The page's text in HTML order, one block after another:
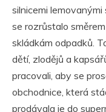
silnicemi
se rozrůstalo
skládkám odpadků.
dětí, zlodějů a
pracovali, aby se
obchodnice, která
prodávala je do